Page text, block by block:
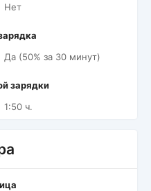
Нет
Да (50% за 30 минут)
зарядки
1:50 ч.